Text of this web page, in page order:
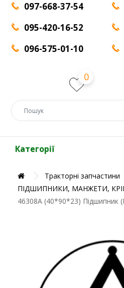
097-668-37-54
095-420-16-52
096-575-01-10
0
Категорії
Тракторні запчастини
ПІДШИПНИКИ, МАНЖЕТИ,
46308А (40*90*23) Підшипник